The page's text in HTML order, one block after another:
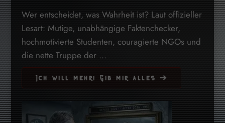
Wer entscheidet, was Wahrheit ist? Laut offizieller
Lesart: Mutige, unabhängige Faktenchecker,
hochmotivierte Studenten, couragierte NGOs und
die nette Truppe der ...
Ich will mehr! Gib mir alles ➔